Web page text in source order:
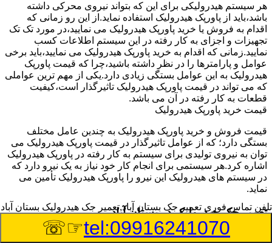
هر سیستم هیدرولیکی برای این که بتواند نیروی محرکی داشته
باشد،باید از پاورپک هیدرولیک استفاده نماید.از این رو زمانی که
اقدام به فروش یا خرید پاورپک هیدرولیک می نمایید،در مورد تک تک
تجهیزات و اجزای به کار رفته در این سیستم اطلاعات کسب
نمایید.زمانی که اقدام به خرید پاورپک هیدرولیک می نمایید،باید برخی
عوامل و پارامترها را در نظر داشته باشید،چرا که قیمت پاورپک
هیدرولیک به این عوامل بستگی زیادی دارد.یکی از مهم ترین عواملی
که می تواند در قیمت پاورپک هیدرولیک تاثیرگذار است،کیفیت
قطعات به کار رفته در آن می باشد.
قیمت خرید پاورپک هیدرولیک
قیمت فروش و خرید پاورپک هیدرولیک به چندین عامل مختلف
بستگی دارد؛ که از عوامل تاثیرگذار در قیمت پاورپک هیدرولیک می
توان به نیروی تولیدی برای سیستم به کار رفته در پاورپک هیدرولیک
اشاره کرد.هر سیستمی برای انجام کار خود نیاز به یک نیرو دارد که
در سیستم های هیدرولیک این نیرو را پاورپک هیدرولیک تأمین می
نماید.
تعمیر جک هیدرولیک در بستان آباد
وسیله‎ای که با عملکرد خود موجب بلند شدن اهرم و یا وزن سنگین
تلفن تماس فوری تعمیر جک بستان آباد,تعمیر جک هیدرولیک بستان آباد
tel:09916241070
☞☏